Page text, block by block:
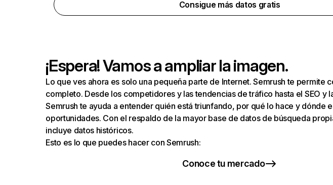
Consigue más datos gratis
¡Espera! Vamos a ampliar la imagen.
Lo que ves ahora es solo una pequeña parte de Internet. Semrush te permite
completo. Desde los competidores y las tendencias de tráfico hasta el SEO y
Semrush te ayuda a entender quién está triunfando, por qué lo hace y dónde
oportunidades. Con el respaldo de la mayor base de datos de búsqueda
incluye datos históricos.
Esto es lo que puedes hacer con Semrush:
Conoce tu mercado